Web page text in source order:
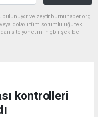
bulunuyor ve zeytinburnuhaber.org
dolaylı tüm sorumluluğu tek
site yönetimi hiçbir şekilde
kontrolleri